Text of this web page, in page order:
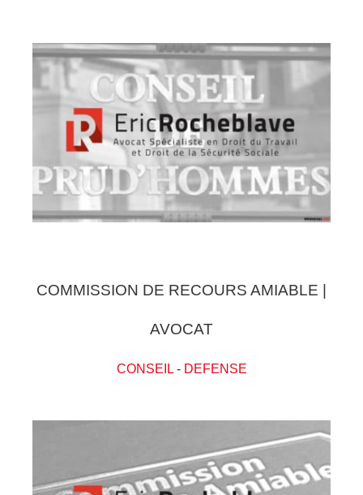
COMMISSION DE RECOURS AMIABLE |
AVOCAT
CONSEIL- DEFENSE